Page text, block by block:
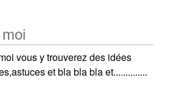
vous y trouverez des idées
et bla bla bla et..............